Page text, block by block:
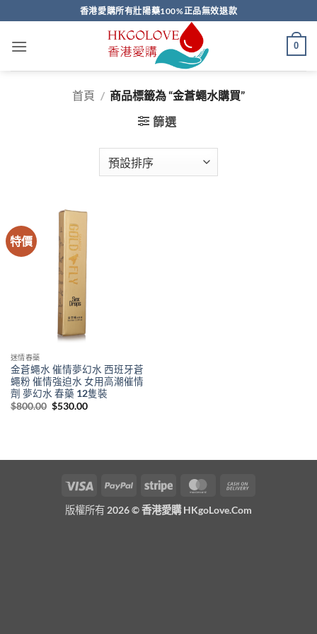
to
content
香港愛購所有壯陽藥100%正品無效退款
0
首頁 / 商品標籤為 “金蒼蠅水購買”
篩選
特價
迷情春藥
金蒼蠅水 催情夢幻水 西班牙蒼
蠅粉 催情強迫水 女用高潮催情
劑 夢幻水 春藥 12隻裝
$800.00 Original
$530.00Current
Visa PayPal Stripe MasterCard
版權所有 2026 ©香港愛購 HKgoLove.Com